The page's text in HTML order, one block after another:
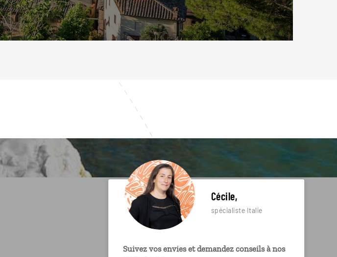
Cécile,
spécialiste Italie
Suivez vos envies et demandez conseils à nos